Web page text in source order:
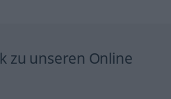
zu unseren Online